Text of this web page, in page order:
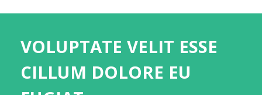
VOLUPTATE VELIT ESSE
CILLUM DOLORE EU